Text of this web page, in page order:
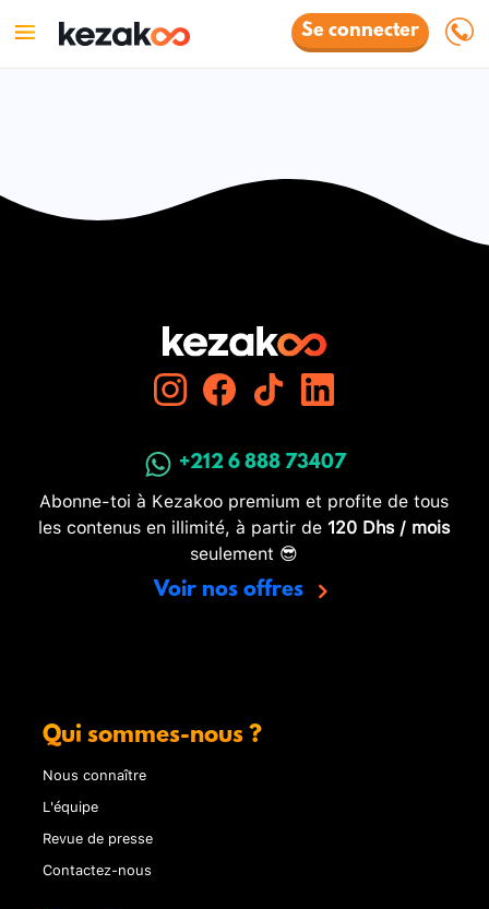
Se connecter
+212 6 888 73407
Abonne-toi à Kezakoo premium et profite de tous
les contenus en illimité, à partir de 120 Dhs / mois
seulement 😎
Voir nos offres
Qui sommes-nous ?
Nous connaître
L'équipe
Revue de presse
Contactez-nous